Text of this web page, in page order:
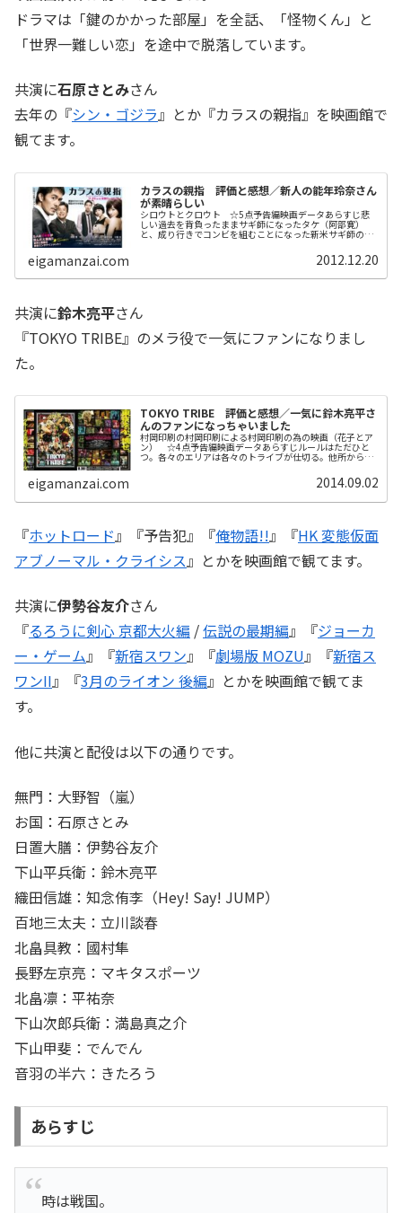
ドラマは「鍵のかかった部屋」を全話、「怪物くん」と
「世界一難しい恋」を途中で脱落しています。
共演に石原さとみさん
去年の『シン・ゴジラ』とか『カラスの親指』を映画館で
観てます。
カラスの親指 評価と感想／新人の能年玲奈さん
が素晴らしい
シロウトとクロウト ☆5点予告編映画データあらすじ悲
しい過去を背負ったままサギ師になったタケ（阿部寛）
と、成り行きでコンビを組むことになった新米サギ師のテ
eigamanzai.com 2012.12.20
共演に鈴木亮平さん
『TOKYO TRIBE』のメラ役で一気にファンになりまし
た。
TOKYO TRIBE 評価と感想／一気に鈴木亮平さ
んのファンになっちゃいました
村岡印刷の村岡印刷による村岡印刷の為の映画（花子とア
ン） ☆4点予告編映画データあらすじルールはただひと
つ。各々のエリアは各々のトライブが仕切る。他所から入
eigamanzai.com 2014.09.02
『ホットロード』『予告犯』『俺物語!!』『HK 変態仮面
アブノーマル・クライシス』とかを映画館で観てます。
共演に伊勢谷友介さん
『るろうに剣心 京都大火編 /伝説の最期編』『ジョーカ
ー・ゲーム』『新宿スワン』『劇場版 MOZU』『新宿ス
ワンII』『3月のライオン 後編』とかを映画館で観てま
す。
他に共演と配役は以下の通りです。
無門：大野智（嵐）
お国：石原さとみ
日置大膳：伊勢谷友介
下山平兵衛：鈴木亮平
織田信雄：知念侑李（Hey! Say! JUMP）
百地三太夫：立川談春
北畠具教：國村隼
長野左京亮：マキタスポーツ
北畠凛：平祐奈
下山次郎兵衛：満島真之介
下山甲斐：でんでん
音羽の半六：きたろう
あらすじ
時は戦国。